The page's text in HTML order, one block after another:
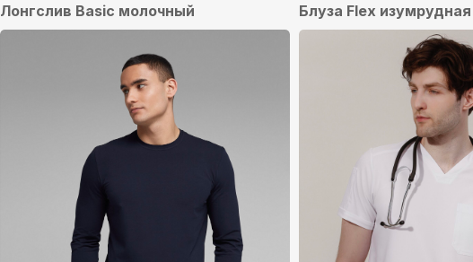
Лонгслив Basic молочный Блуза Flex изумрудная